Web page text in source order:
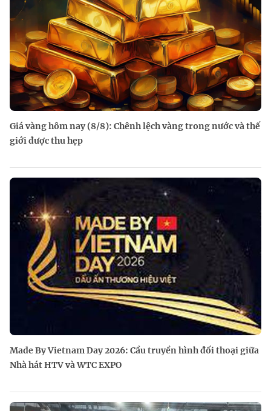
Giá vàng hôm nay (8/8): Chênh lệch vàng trong nước và thế
giới được thu hẹp
Made By Vietnam Day 2026: Cầu truyền hình đối thoại giữa
Nhà hát HTV và WTC EXPO